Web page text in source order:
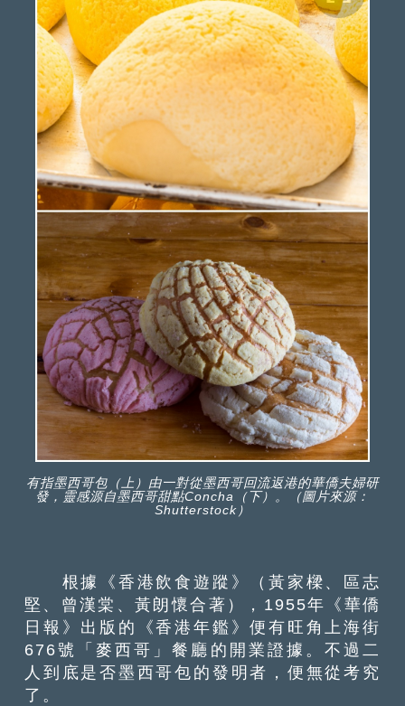
有指墨西哥包（上）由一對從墨西哥回流返港的華僑夫婦研
發，靈感源自墨西哥甜點Concha（下）。（圖片來源：
Shutterstock）
根據《香港飲食遊蹤》（黃家樑、區志
堅、曾漢棠、黃朗懷合著），1955年《華僑
日報》出版的《香港年鑑》便有旺角上海街
676號「麥西哥」餐廳的開業證據。不過二
人到底是否墨西哥包的發明者，便無從考究
了。